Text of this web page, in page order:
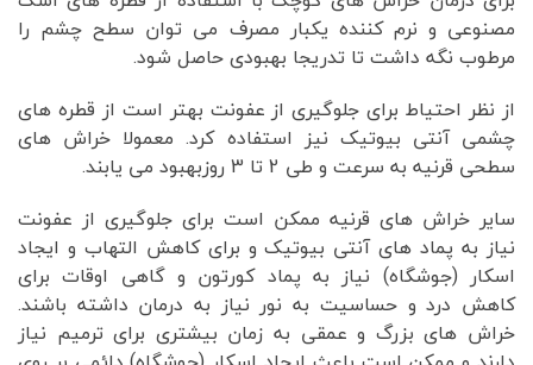
مصنوعی و نرم کننده یکبار مصرف می توان سطح چشم را
مرطوب نگه داشت تا تدریجا بهبودی حاصل شود.
از نظر احتیاط برای جلوگیری از عفونت بهتر است از قطره های
چشمی آنتی بیوتیک نیز استفاده کرد. معمولا خراش های
سطحی قرنیه به سرعت و طی 2 تا 3 روزبهبود می یابند.
سایر خراش های قرنیه ممکن است برای جلوگیری از عفونت
نیاز به پماد های آنتی بیوتیک و برای کاهش التهاب و ایجاد
اسکار (جوشگاه) نیاز به پماد کورتون و گاهی اوقات برای
کاهش درد و حساسیت به نور نیاز به درمان داشته باشند.
خراش های بزرگ و عمقی به زمان بیشتری برای ترمیم نیاز